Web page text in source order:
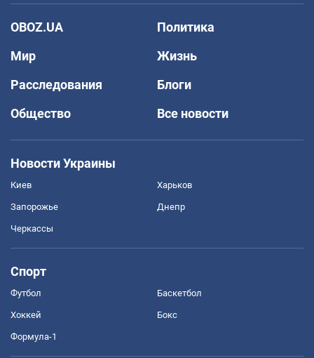
OBOZ.UA
Политика
Мир
Жизнь
Расследования
Блоги
Общество
Все новости
Новости Украины
Киев Харьков
Запорожье Днепр
Черкассы
Спорт
Футбол Баскетбол
Хоккей Бокс
Формула-1